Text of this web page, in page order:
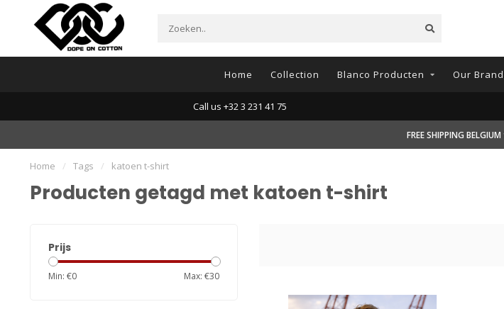
Home Collection Blanco Producten Our
Call us +32 3 231 41 75
FREE SHIPPING
Home / Tags / katoen t-shirt
Producten getagd met katoen t-shirt
Prijs
Min: €0 Max: €30